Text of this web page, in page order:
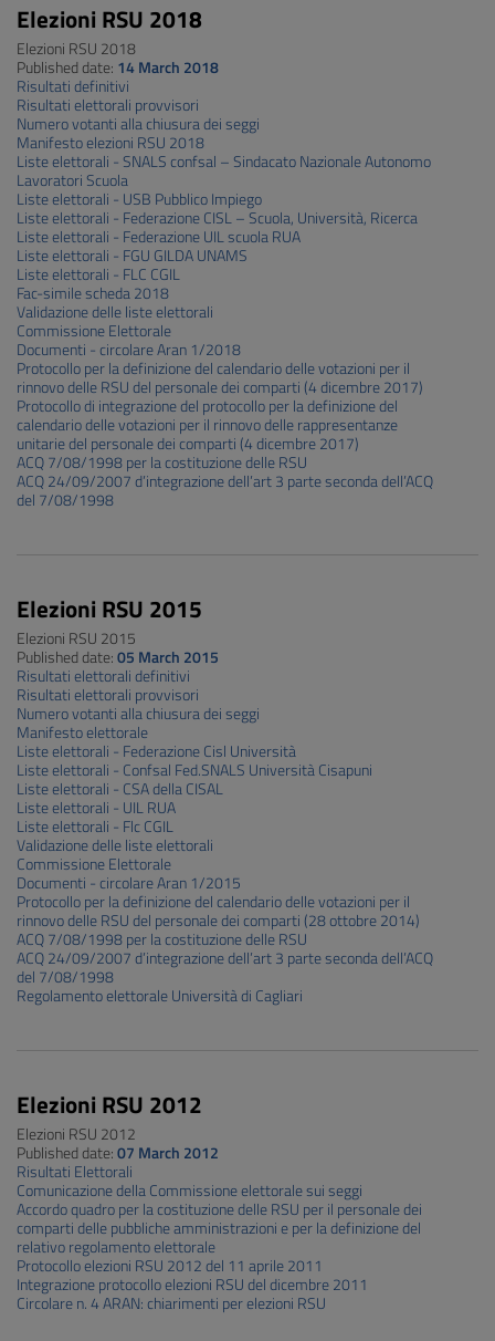
Elezioni RSU 2018
Elezioni RSU 2018
Published date: 14 March 2018
Risultati definitivi
Risultati elettorali provvisori
Numero votanti alla chiusura dei seggi
Manifesto elezioni RSU 2018
Liste elettorali - SNALS confsal – Sindacato Nazionale Autonomo
Lavoratori Scuola
Liste elettorali - USB Pubblico Impiego
Liste elettorali - Federazione CISL – Scuola, Università, Ricerca
Liste elettorali - Federazione UIL scuola RUA
Liste elettorali - FGU GILDA UNAMS
Liste elettorali - FLC CGIL
Fac-simile scheda 2018
Validazione delle liste elettorali
Commissione Elettorale
Documenti - circolare Aran 1/2018
Protocollo per la definizione del calendario delle votazioni per il
rinnovo delle RSU del personale dei comparti (4 dicembre 2017)
Protocollo di integrazione del protocollo per la definizione del
calendario delle votazioni per il rinnovo delle rappresentanze
unitarie del personale dei comparti (4 dicembre 2017)
ACQ 7/08/1998 per la costituzione delle RSU
ACQ 24/09/2007 d’integrazione dell’art 3 parte seconda dell’ACQ
del 7/08/1998
Elezioni RSU 2015
Elezioni RSU 2015
Published date:05 March 2015
Risultati elettorali definitivi
Risultati elettorali provvisori
Numero votanti alla chiusura dei seggi
Manifesto elettorale
Liste elettorali - Federazione Cisl Università
Liste elettorali - Confsal Fed.SNALS Università Cisapuni
Liste elettorali - CSA della CISAL
Liste elettorali - UIL RUA
Liste elettorali - Flc CGIL
Validazione delle liste elettorali
Commissione Elettorale
Documenti - circolare Aran 1/2015
Protocollo per la definizione del calendario delle votazioni per il
rinnovo delle RSU del personale dei comparti (28 ottobre 2014)
ACQ 7/08/1998 per la costituzione delle RSU
ACQ 24/09/2007 d’integrazione dell’art 3 parte seconda dell’ACQ
del 7/08/1998
Regolamento elettorale Università di Cagliari
Elezioni RSU 2012
Elezioni RSU 2012
Published date:07 March 2012
Risultati Elettorali
Comunicazione della Commissione elettorale sui seggi
Accordo quadro per la costituzione delle RSU per il personale dei
comparti delle pubbliche amministrazioni e per la definizione del
relativo regolamento elettorale
Protocollo elezioni RSU 2012 del 11 aprile 2011
Integrazione protocollo elezioni RSU del dicembre 2011
Circolare n. 4 ARAN: chiarimenti per elezioni RSU